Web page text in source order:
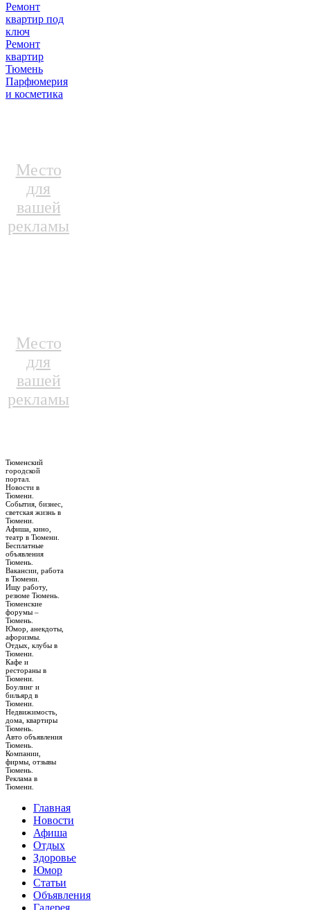
Ремонт
квартир под
ключ
Ремонт
квартир
Тюмень
Парфюмерия
и косметика
Место
для
вашей
рекламы
Место
для
вашей
рекламы
Тюменский
городской
портал.
Новости в
Тюмени.
События, бизнес,
светская жизнь в
Тюмени.
Афиша, кино,
театр в Тюмени.
Бесплатные
объявления
Тюмень.
Вакансии, работа
в Тюмени.
Ищу работу,
резюме Тюмень.
Тюменские
форумы –
Тюмень.
Юмор, анекдоты,
афоризмы.
Отдых, клубы в
Тюмени.
Кафе и
рестораны в
Тюмени.
Боулинг и
бильярд в
Тюмени.
Недвижимость,
дома, квартиры
Тюмень.
Авто объявления
Тюмень.
Компании,
фирмы, отзывы
Тюмень.
Реклама в
Тюмени.
Главная
Новости
Афиша
Отдых
Здоровье
Юмор
Статьи
Объявления